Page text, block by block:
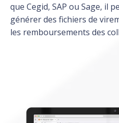
que Cegid, SAP ou Sage, il
générer des fichiers de
les remboursements des